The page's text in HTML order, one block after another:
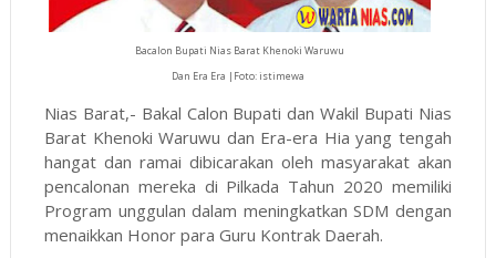
Bacalon Bupati Nias Barat Khenoki Waruwu
Dan Era Era |Foto: istimewa
Nias Barat,- Bakal Calon Bupati dan Wakil Bupati Nias
Barat Khenoki Waruwu dan Era-era Hia yang tengah
hangat dan ramai dibicarakan oleh masyarakat akan
pencalonan mereka di Pilkada Tahun 2020 memiliki
Program unggulan dalam meningkatkan SDM dengan
menaikkan Honor para Guru Kontrak Daerah.